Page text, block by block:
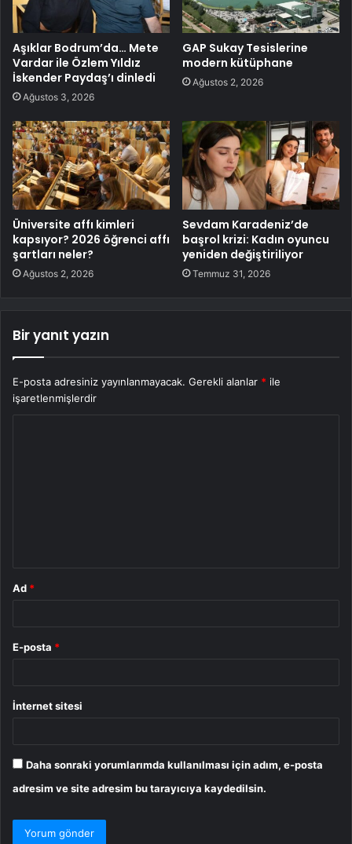
Aşıklar Bodrum’da… Mete
Vardar ile Özlem Yıldız
İskender Paydaş’ı dinledi
Ağustos 3, 2026
GAP Sukay Tesislerine
modern kütüphane
Ağustos 2, 2026
Üniversite affı kimleri
kapsıyor? 2026 öğrenci affı
şartları neler?
Ağustos 2, 2026
Sevdam Karadeniz’de
başrol krizi: Kadın oyuncu
yeniden değiştiriliyor
Temmuz 31, 2026
Bir yanıt yazın
E-posta adresiniz yayınlanmayacak. Gerekli alanlar * ile
işaretlenmişlerdir
Ad *
E-posta *
İnternet sitesi
Daha sonraki yorumlarımda kullanılması için adım, e-posta
adresim ve site adresim bu tarayıcıya kaydedilsin.